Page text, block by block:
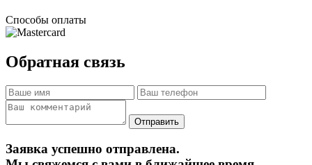
Способы оплаты
Обратная связь
Заявка успешно отправлена.